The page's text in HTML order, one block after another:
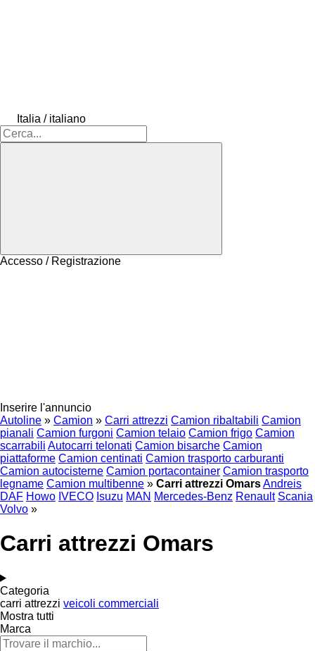
Italia / italiano
Accesso / Registrazione
Inserire l'annuncio
Autoline » Camion » Carri attrezzi Camion ribaltabili Camion
pianali Camion furgoni Camion telaio Camion frigo Camion
scarrabili Autocarri telonati Camion bisarche Camion
piattaforme Camion centinati Camion trasporto carburanti
Camion autocisterne Camion portacontainer Camion trasporto
legname Camion multibenne » Carri attrezzi OmarsAndreis
DAF Howo IVECO Isuzu MAN Mercedes-Benz Renault Scania
Volvo »
Carri attrezzi Omars
Categoria
carri attrezzi veicoli commerciali
Mostra tutti
Marca